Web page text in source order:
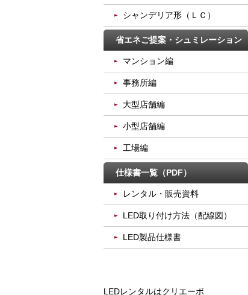
シャンデリア形（ＬＣ）
省エネご提案・シュミレーション
マンション編
事務所編
大型店舗編
小型店舗編
工場編
仕様書一覧（PDF）
レンタル・販売資料
LED取り付け方法（配線図）
LED製品仕様書
LEDレンタルはクリエーボ